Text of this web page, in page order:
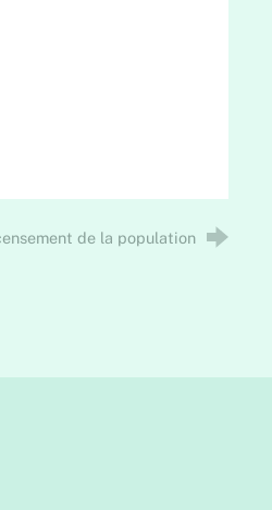
de la population